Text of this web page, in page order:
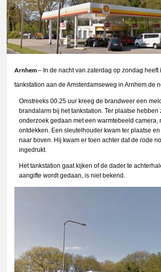
Arnhem– In de nacht van zaterdag op zondag heeft
tankstation aan de Amsterdamseweg in Arnhem de
Omstreeks 00.25 uur kreeg de brandweer een
brandalarm bij het tankstation. Ter plaatse hebben
onderzoek gedaan met een warmtebeeld camera,
ontdekken. Een sleutelhouder kwam ter plaatse
naar boven. Hij kwam er toen achter dat de rode
ingedrukt.
Het tankstation gaat kijken of de dader te
aangifte wordt gedaan, is niet bekend.